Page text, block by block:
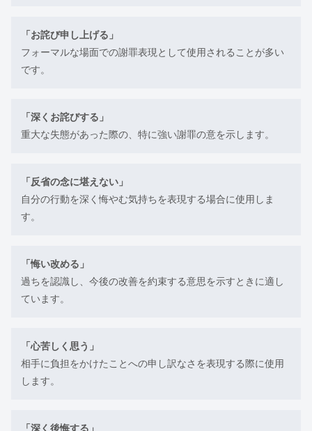
「お詫び申し上げる」
フォーマルな場面での謝罪表現として使用されることが多い
です。
「深くお詫びする」
重大な失態があった際の、特に強い謝罪の意を示します。
「反省の念に堪えない」
自分の行動を深く悔やむ気持ちを表現する場合に使用しま
す。
「悔い改める」
過ちを認識し、今後の改善を約束する意思を示すときに適し
ています。
「心苦しく思う」
相手に負担をかけたことへの申し訳なさを表現する際に使用
します。
「深く後悔する」